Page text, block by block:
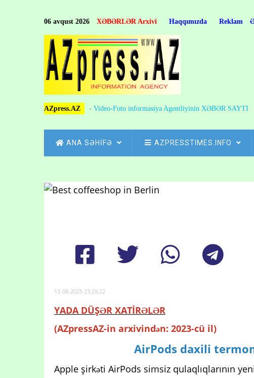
06 avqust 2026 XƏBƏRLƏR Arxivi Haqqımızda Reklam
AZpress.AZ - Video-Foto informasiya Agentliyinin XƏBƏR SAYTI
MAIN
NAVIGATION
ANA SƏHİFƏ AZPRESSTIMES.INFO
Breadcrumb
13-06-2025 23:29:22
YADA DÜŞƏR XATİRƏLƏR
(AZpressAZ-in arxivindən: 2023-cü il)
AirPods daxili
Apple şirkəti AirPods simsiz qulaqlıqlarının